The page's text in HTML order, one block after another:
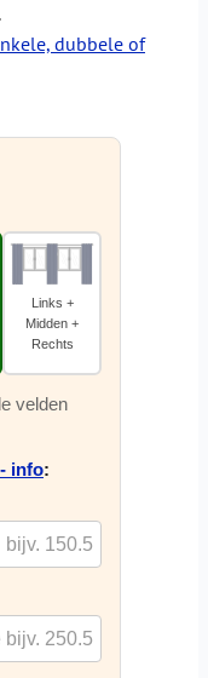
dubbele of
Links +
Midden +
Rechts
velden
- info: